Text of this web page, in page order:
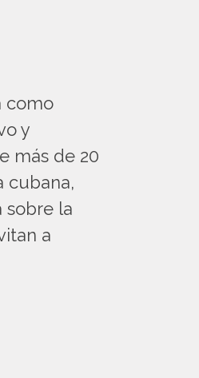
como
y
más de 20
cubana,
sobre la
a